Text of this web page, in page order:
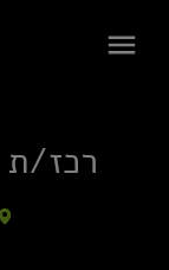
רכז/ת